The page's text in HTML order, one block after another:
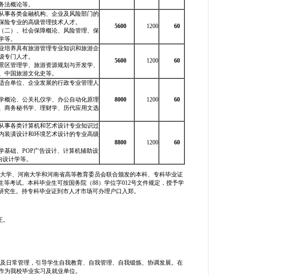
法概论等。
事各类金融机构、企业及风险部门的
险专业的高级管理技术人才。
二）、社会保障概论、风险管理、保
等。
5600 1200 60
培养具有旅游管理专业知识和旅游企
专门人才。
区管理学、旅游资源规划与开发学、
中国旅游文化史等。
5600 1200 60
合单位、企业发展的行政专业管理人
概论、公关礼仪学、办公自动化原理
商务秘书学、理财学、历代应用文选
8000 1200 60
事各类计算机和艺术设计专业知识过
装潢设计和环境艺术设计的专业高级
基础、POP广告设计、计算机辅助设
计学等。
8800 1200 60
学、河南大学和河南省高等教育委员会联合颁发的本科、专科毕业证
考试。本科毕业生可按国务院（88）学位字012号文件规定，授予学
生。持专科毕业证到市人才市场可办理户口入郑。
日常管理，引导学生自我教育、自我管理、自我锻炼、协调发展。在
我校毕业实习及就业单位。